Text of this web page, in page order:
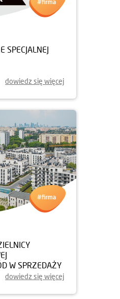
SPECJALNEJ
dowiedz się więcej
W SPRZEDAŻY
dowiedz się więcej